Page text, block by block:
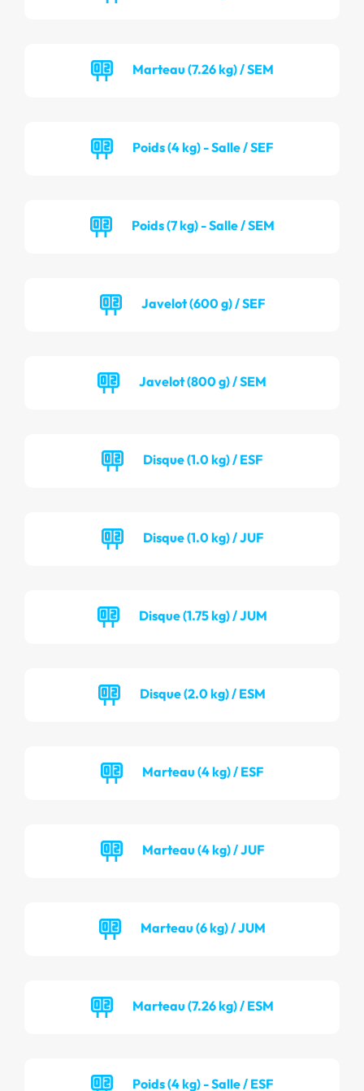
Marteau (7.26 kg) / SEM
Poids (4 kg) - Salle / SEF
Poids (7 kg) - Salle / SEM
Javelot (600 g) / SEF
Javelot (800 g) / SEM
Disque (1.0 kg) / ESF
Disque (1.0 kg) / JUF
Disque (1.75 kg) / JUM
Disque (2.0 kg) / ESM
Marteau (4 kg) / ESF
Marteau (4 kg) / JUF
Marteau (6 kg) / JUM
Marteau (7.26 kg) / ESM
Poids (4 kg) - Salle / ESF